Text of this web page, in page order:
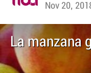
Nov 20,
La manzana